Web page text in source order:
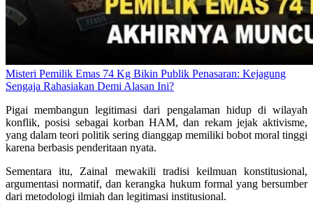
Misteri Pemilik Emas 74 Kg Bikin Publik Penasaran: Kejagung
Sengaja Rahasiakan Demi Alasan Ini?
Pigai membangun legitimasi dari pengalaman hidup di wilayah
konflik, posisi sebagai korban HAM, dan rekam jejak aktivisme,
yang dalam teori politik sering dianggap memiliki bobot moral tinggi
karena berbasis penderitaan nyata.
Sementara itu, Zainal mewakili tradisi keilmuan konstitusional,
argumentasi normatif, dan kerangka hukum formal yang bersumber
dari metodologi ilmiah dan legitimasi institusional.